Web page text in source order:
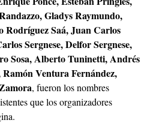
Gladys Raymundo,
Rodríguez Saá, Juan Carlos
Sergnese, Delfor Sergnese,
Sosa, Alberto Tuninetti, Andrés
Ventura Fernández,
, fueron los nombres
que los organizadores